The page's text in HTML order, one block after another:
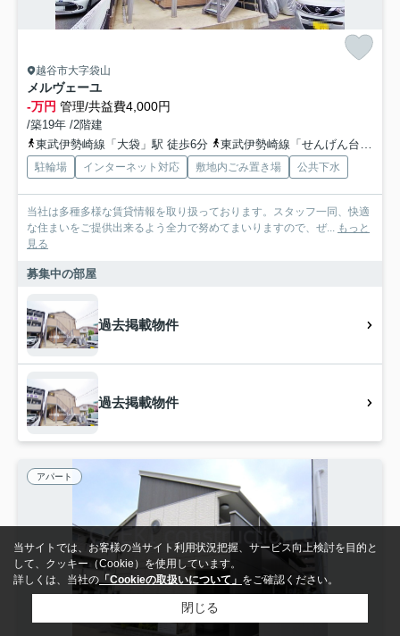
越谷市大字袋山
メルヴェーユ
-万円 管理/共益費4,000円
/築19年 /2階建
東武伊勢崎線「大袋」駅 徒歩6分
東武伊勢崎線「せんげん台」駅 徒歩18分
駐輪場 インターネット対応 敷地内ごみ置き場 公共下水
当社は多種多様な賃貸情報を取り扱っております。スタッフ一同、快適
な住まいをご提供出来るよう全力で努めてまいりますので、ぜ...
もっと
見る
募集中の部屋
過去掲載物件
過去掲載物件
アパート
当サイトでは、お客様の当サイト利用状況把握、サービス向上検討を目的と
して、クッキー（Cookie）を使用しています。
詳しくは、当社の「Cookieの取扱いについて」 をご確認ください。
閉じる